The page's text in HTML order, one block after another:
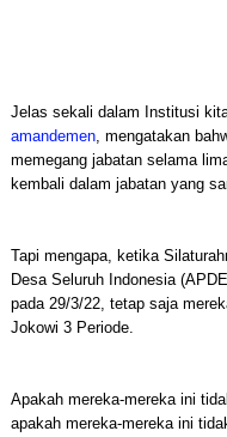
Jelas sekali dalam Institusi
amandemen, mengatakan
memegang jabatan selama
kembali dalam jabatan yang
Tapi mengapa, ketika
Desa Seluruh Indonesia
pada 29/3/22, tetap saja
Jokowi 3 Periode.
Apakah mereka-mereka ini
apakah mereka-mereka ini